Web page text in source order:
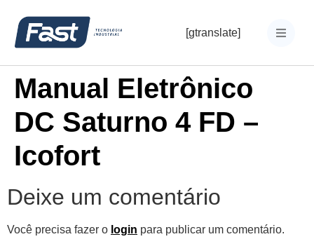
[gtranslate]
Manual Eletrônico
DC Saturno 4 FD –
Icofort
Deixe um comentário
Você precisa fazer o login para publicar um comentário.